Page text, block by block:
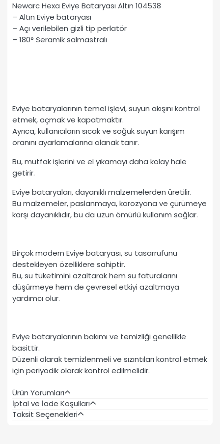
Newarc Hexa Eviye Bataryası Altın 104538
– Altın Eviye bataryası
– Açı verilebilen gizli tip perlatör
– 180° Seramik salmastralı
Eviye bataryalarının temel işlevi, suyun akışını kontrol
etmek, açmak ve kapatmaktır.
Ayrıca, kullanıcıların sıcak ve soğuk suyun karışım
oranını ayarlamalarına olanak tanır.
Bu, mutfak işlerini ve el yıkamayı daha kolay hale
getirir.
Eviye bataryaları, dayanıklı malzemelerden üretilir.
Bu malzemeler, paslanmaya, korozyona ve çürümeye
karşı dayanıklıdır, bu da uzun ömürlü kullanım sağlar.
Birçok modern Eviye bataryası, su tasarrufunu
destekleyen özelliklere sahiptir.
Bu, su tüketimini azaltarak hem su faturalarını
düşürmeye hem de çevresel etkiyi azaltmaya
yardımcı olur.
Eviye bataryalarının bakımı ve temizliği genellikle
basittir.
Düzenli olarak temizlenmeli ve sızıntıları kontrol etmek
için periyodik olarak kontrol edilmelidir.
Ürün Yorumları
İptal ve İade Koşulları
Taksit Seçenekleri